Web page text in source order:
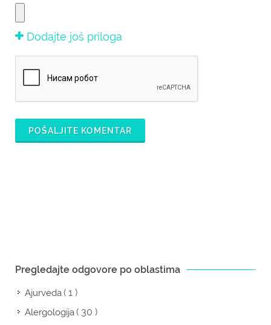
Dodajte još priloga
POŠALJITE KOMENTAR
Pregledajte odgovore po oblastima
Ajurveda( 1 )
Alergologija( 30 )